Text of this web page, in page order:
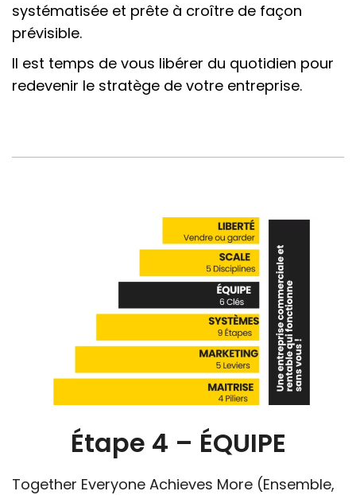
systématisée et prête à croître de façon
prévisible.
Il est temps de vous libérer du quotidien pour
redevenir le stratège de votre entreprise.
Étape 4 – ÉQUIPE
Together Everyone Achieves More (Ensemble,